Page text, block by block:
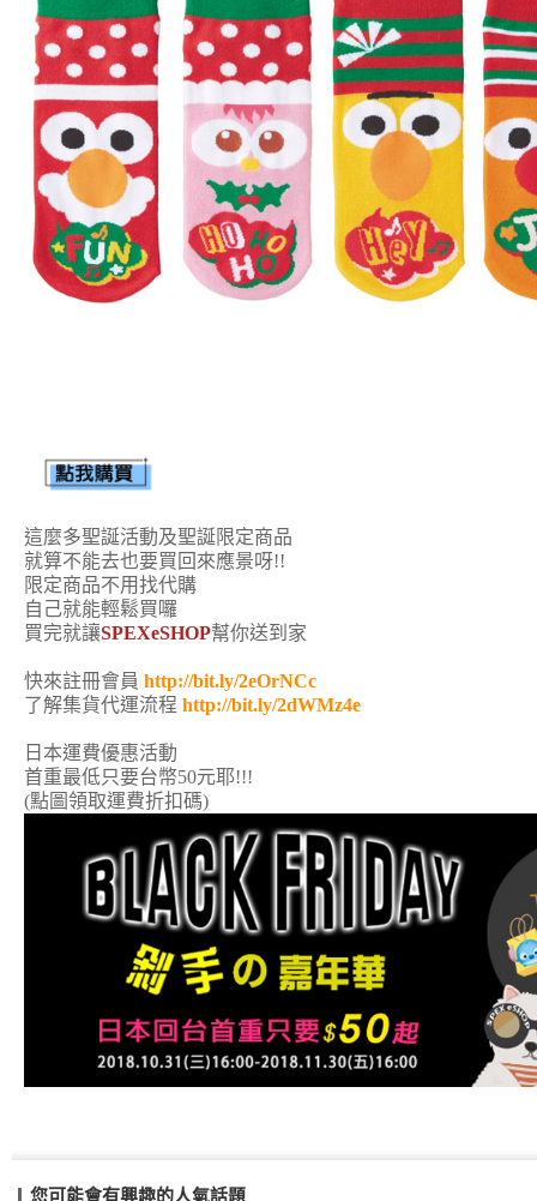
這麼多聖誕活動及聖誕限定商品
就算不能去也要買回來應景呀!!
限定商品不用找代購
自己就能輕鬆買囉
買完就讓SPEXeSHOP幫你送到家
快來註冊會員 http://bit.ly/2eOrNCc
了解集貨代運流程 http://bit.ly/2dWMz4e
日本運費優惠活動
首重最低只要台幣50元耶!!!
(點圖領取運費折扣碼)
您可能會有興趣的人氣話題